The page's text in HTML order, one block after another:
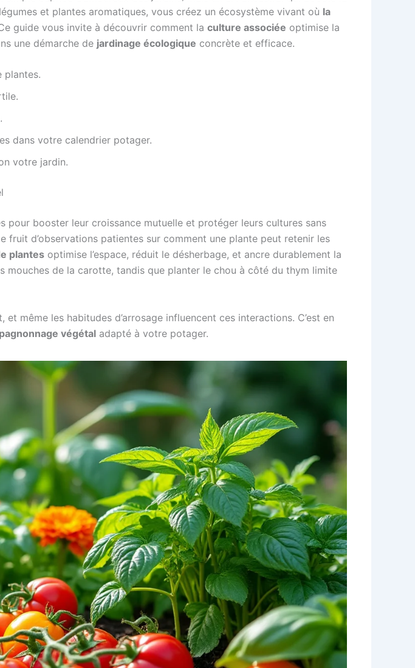
et plantes aromatiques, vous créez un écosystème vivant où la
guide vous invite à découvrir comment la culture associée optimise la
une démarche de jardinage écologique concrète et efficace.
plantes.
dans votre calendrier potager.
votre jardin.
booster leur croissance mutuelle et protéger leurs cultures sans
d’observations patientes sur comment une plante peut retenir les
plantes optimise l’espace, réduit le désherbage, et ancre durablement la
de la carotte, tandis que planter le chou à côté du thym limite
même les habitudes d’arrosage influencent ces interactions. C’est en
végétal adapté à votre potager.